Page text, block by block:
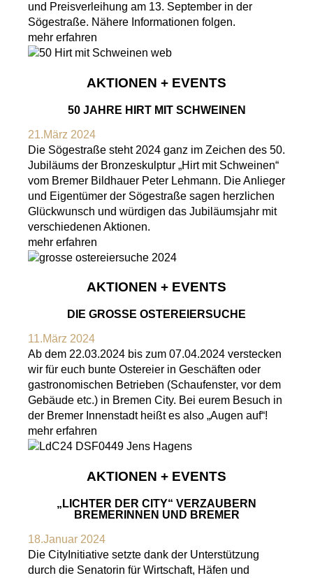
und Preisverleihung am 13. September in der
Sögestraße. Nähere Informationen folgen.
mehr erfahren
AKTIONEN + EVENTS
50 JAHRE HIRT MIT SCHWEINEN
21.März 2024
Die Sögestraße steht 2024 ganz im Zeichen des 50.
Jubiläums der Bronzeskulptur „Hirt mit Schweinen“
vom Bremer Bildhauer Peter Lehmann. Die Anlieger
und Eigentümer der Sögestraße sagen herzlichen
Glückwunsch und würdigen das Jubiläumsjahr mit
verschiedenen Aktionen.
mehr erfahren
AKTIONEN + EVENTS
DIE GROSSE OSTEREIERSUCHE
11.März 2024
Ab dem 22.03.2024 bis zum 07.04.2024 verstecken
wir für euch bunte Ostereier in Geschäften oder
gastronomischen Betrieben (Schaufenster, vor dem
Gebäude etc.) in Bremen City. Bei eurem Besuch in
der Bremer Innenstadt heißt es also „Augen auf“!
mehr erfahren
AKTIONEN + EVENTS
„LICHTER DER CITY“ VERZAUBERN
BREMERINNEN UND BREMER
18.Januar 2024
Die CityInitiative setzte dank der Unterstützung
durch die Senatorin für Wirtschaft, Häfen und